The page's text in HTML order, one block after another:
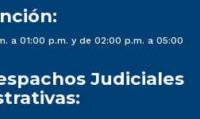
a 01:00 p.m. y de 02:00 p.m. a 05:00
Judiciales